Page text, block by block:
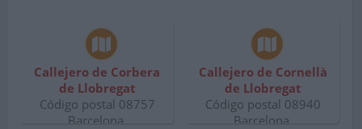
Callejero de Corbera
de Llobregat
Código postal 08757
Barcelona.
Callejero de Cornellà
de Llobregat
Código postal 08940
Barcelona.